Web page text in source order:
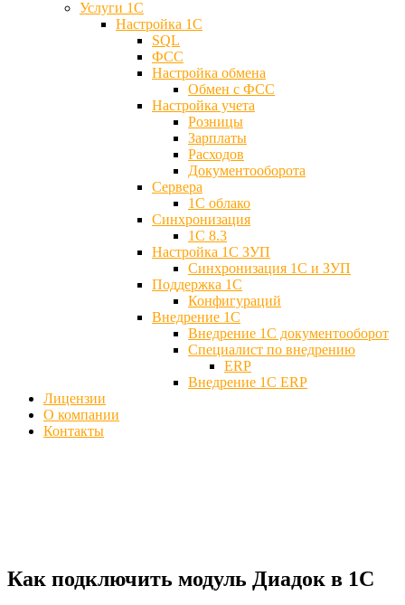
Услуги 1С
Настройка 1С
SQL
ФСС
Настройка обмена
Обмен с ФСС
Настройка учета
Розницы
Зарплаты
Расходов
Документооборота
Сервера
1С облако
Синхронизация
1С 8.3
Настройка 1С ЗУП
Синхронизация 1С и ЗУП
Поддержка 1С
Конфигураций
Внедрение 1С
Внедрение 1С документооборот
Специалист по внедрению
ERP
Внедрение 1С ERP
Лицензии
О компании
Контакты
Как подключить модуль Диадок в 1С